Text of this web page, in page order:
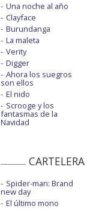
Una noche al año
Clayface
Burundanga
La maleta
Verity
Digger
Ahora los suegros
son ellos
El nido
Scrooge y los
fantasmas de la
Navidad
Spider-man: Brand
new day
El último mono